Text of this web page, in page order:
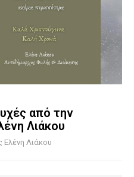
από την
Λιάκου